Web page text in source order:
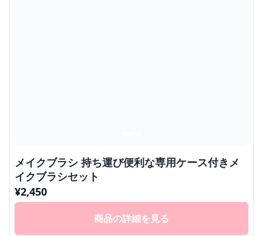
メイクブラシ 持ち運び便利な専用ケース付きメ
イクブラシセット
¥2,450
商品の詳細を見る